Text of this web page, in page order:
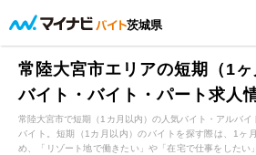
茨城県
常陸大宮市エリアの短期（1
バイト・バイト・パート求人
常陸大宮市で短期（1カ月以内）の人気バイト・アルバ
バイト。短期（1カ月以内）のバイトを探す際は、1ヶ
め、「リゾート地で働きたい」や「在宅で仕事をしたい